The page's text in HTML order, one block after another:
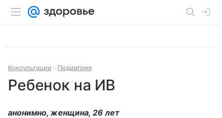
Консультации Педиатрия
Ребенок на ИВ
анонимно, женщина, 26 лет